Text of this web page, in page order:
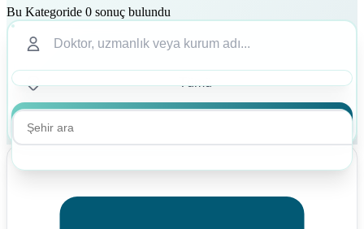
Bu Kategoride 0 sonuç bulundu